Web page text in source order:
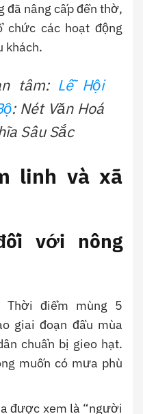
đã nâng cấp đền thờ,
chức các hoạt động
khách.
tâm: Lễ Hội
: Nét Văn Hoá
Sâu Sắc
linh và xã
với nông
Thời điểm mùng 5
giai đoạn đầu mùa
chuẩn bị gieo hạt.
muốn có mưa phù
được xem là “người